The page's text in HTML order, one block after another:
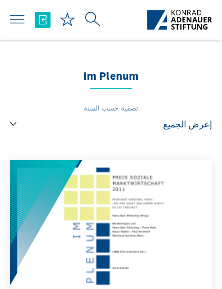
تخطي إلى المحتوى الرئيسي
Im Plenum
تصفية حسب السنة